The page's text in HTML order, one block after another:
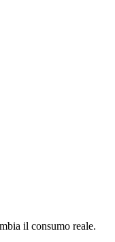
il consumo reale.